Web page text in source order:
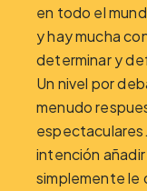
en todo el
y hay mucha
determinar y
Un nivel por
menudo
intención
simplemente le